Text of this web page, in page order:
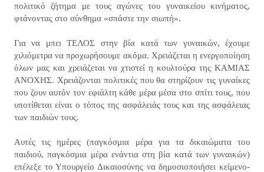
πολιτικό ζήτημα με τους αγώνες του γυναικείου κινήματος,
φτάνοντας στο σύνθημα «σπάστε την σιωπή».
Για να μπει ΤΕΛΟΣ στην βία κατά των γυναικών, έχουμε
χιλιόμετρα να προχωρήσουμε ακόμα. Χρειάζεται η ενεργοποίηση
όλων μας και χρειάζεται να χτιστεί η κουλτούρα της ΚΑΜΙΑΣ
ΑΝΟΧΗΣ. Χρειάζονται πολιτικές που θα στηρίζουν τις γυναίκες
που ζουν αυτόν τον εφιάλτη κάθε μέρα μέσα στο σπίτι τους, που
υποτίθεται είναι ο τόπος της ασφάλειάς τους και της ασφάλειας
των παιδιών τους.
Αυτές τις ημέρες (παγκόσμια μέρα για τα δικαιώματα του
παιδιού, παγκόσμια μέρα ενάντια στη βία κατά των γυναικών)
επέλεξε το Υπουργείο Δικαιοσύνης να δημοσιοποιήσει κείμενο-